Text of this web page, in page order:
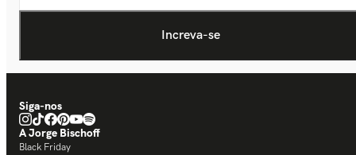
Siga-nos
A Jorge Bischoff
Black Friday